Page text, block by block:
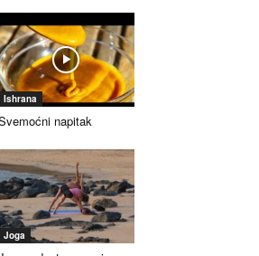
Ishrana
napitak
Joga